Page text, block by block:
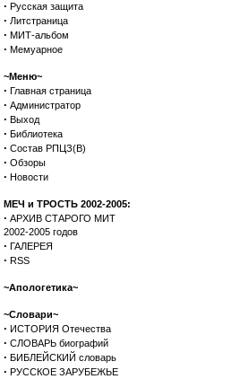
· Русская защита
· Литстраница
· МИТ-альбом
· Мемуарное
~Меню~
· Главная страница
· Администратор
· Выход
· Библиотека
· Состав РПЦЗ(В)
· Обзоры
· Новости
МЕЧ и ТРОСТЬ 2002-2005:
· АРХИВ СТАРОГО МИТ
2002-2005 годов
· ГАЛЕРЕЯ
· RSS
~Апологетика~
~Словари~
· ИСТОРИЯ Отечества
· СЛОВАРЬ биографий
· БИБЛЕЙСКИЙ словарь
· РУССКОЕ ЗАРУБЕЖЬЕ